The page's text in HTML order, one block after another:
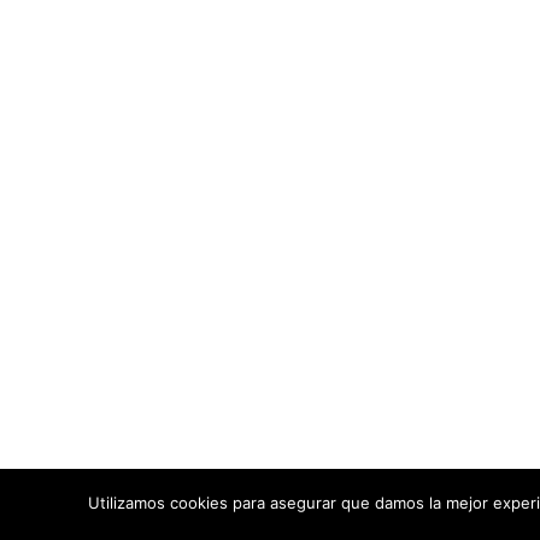
Política de
Términos y
Política de
Todos los
redes
Utilizamos cookies para asegurar que damos la mejor